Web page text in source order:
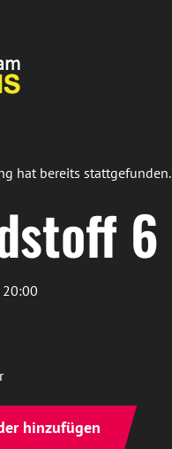
hat bereits stattgefunden.
6
hinzufügen